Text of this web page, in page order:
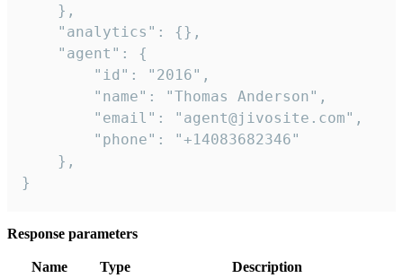
    },
    "analytics": {},
    "agent": {
        "id": "2016",
        "name": "Thomas Anderson",
        "email": "agent@jivosite.com",
        "phone": "+14083682346"
    },
}
Response parameters
Name Type Description